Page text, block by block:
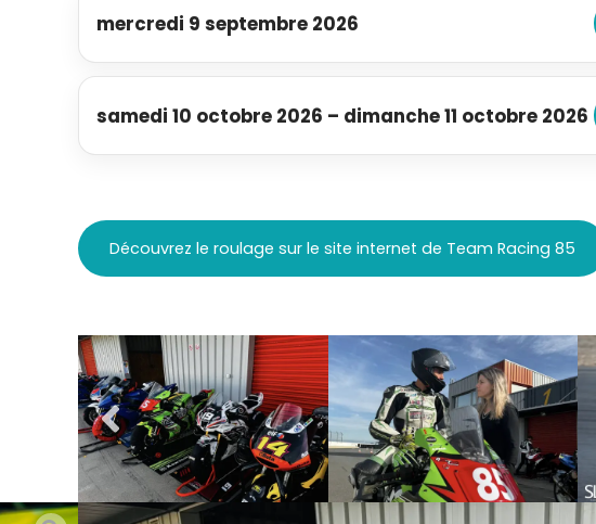
mercredi 9 septembre 2026
samedi 10 octobre 2026 – dimanche 11 octobre 2026
Découvrez le roulage sur le site internet de Team Racing 85